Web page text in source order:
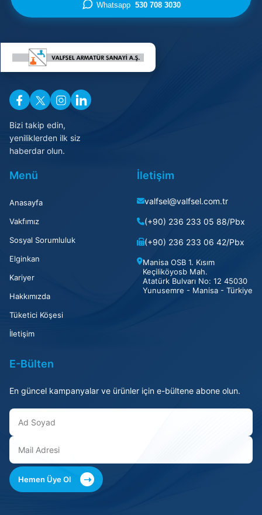
Whatsapp 530 708 3030
Bizi takip edin,
yeniliklerden ilk siz
haberdar olun.
Menü
Anasayfa
Vakfımız
Sosyal Sorumluluk
Elginkan
Kariyer
Hakkımızda
Tüketici Köşesi
İletişim
İletişim
valfsel@valfsel.com.tr
(+90) 236 233 05 88/Pbx
(+90) 236 233 06 42/Pbx
Manisa OSB 1. Kısım
Keçiliköyosb Mah.
Atatürk Bulvarı No: 12 45030
Yunusemre - Manisa - Türkiye
E-Bülten
En güncel kampanyalar ve ürünler için e-bültene abone olun.
Hemen Üye Ol ➝